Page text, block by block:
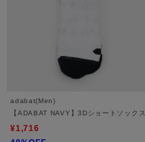
adabat(Men)
【ADABAT NAVY】3Dショートソックス
¥1,716